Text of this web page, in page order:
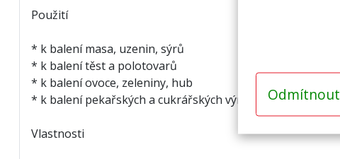
Odmítnout
Použití
* k balení masa, uzenin, sýrů
* k balení těst a polotovarů
* k balení ovoce, zeleniny, hub
* k balení pekařských a cukrářských výrobků
Vlastnosti